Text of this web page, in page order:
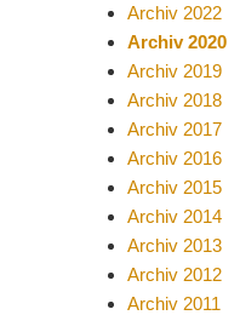
Archiv 2022
Archiv 2020
Archiv 2019
Archiv 2018
Archiv 2017
Archiv 2016
Archiv 2015
Archiv 2014
Archiv 2013
Archiv 2012
Archiv 2011